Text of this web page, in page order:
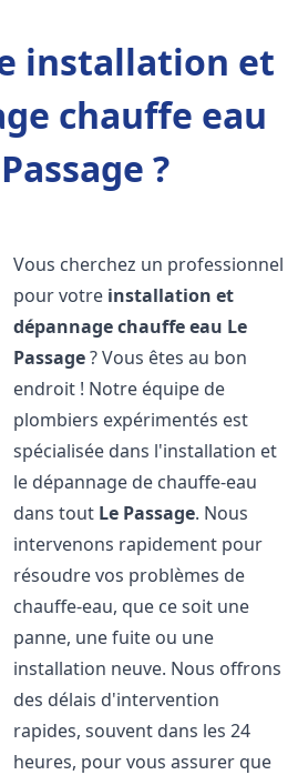
installation et
chauffe eau
?
Vous cherchez un professionnel
pour votre installation et
dépannage chauffe eau Le
Passage? Vous êtes au bon
endroit ! Notre équipe de
plombiers expérimentés est
spécialisée dans l'installation et
le dépannage de chauffe-eau
dans tout Le Passage. Nous
intervenons rapidement pour
résoudre vos problèmes de
chauffe-eau, que ce soit une
panne, une fuite ou une
installation neuve. Nous offrons
des délais d'intervention
rapides, souvent dans les 24
heures, pour vous assurer que